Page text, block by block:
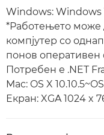
Windows: Windows
*Работењето може
компјутер со
понов оперативен
Потребен е .NET
Mac: OS X
Екран: XGA 1024 x